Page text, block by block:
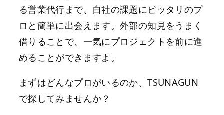
る営業代行まで、自社の課題にピッタリのプ
ロと簡単に出会えます。外部の知見をうまく
借りることで、一気にプロジェクトを前に進
めることができますよ。
まずはどんなプロがいるのか、TSUNAGUN
で探してみませんか？